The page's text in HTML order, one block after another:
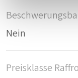
Nein
Preisklasse